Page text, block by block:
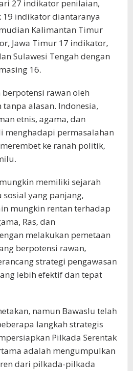
27 indikator penilaian,
19 indikator diantaranya
Kalimantan Timur
Jawa Timur 17 indikator,
Sulawesi Tengah dengan
16.
rawan oleh
alasan. Indonesia,
etnis, agama, dan
menghadapi permasalahan
ke ranah politik,
memiliki sejarah
yang panjang,
mungkin rentan terhadap
Ras, dan
melakukan pemetaan
berpotensi rawan,
strategi pengawasan
lebih efektif dan tepat
namun Bawaslu telah
langkah strategis
Pilkada Serentak
adalah mengumpulkan
dari pilkada-pilkada